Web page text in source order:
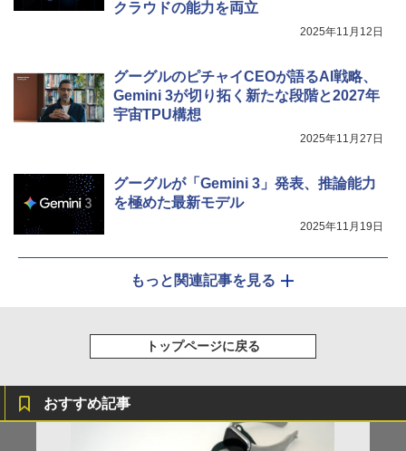
クラウドの能力を両立
2025年11月12日
グーグルのピチャイCEOが語るAI戦略、
Gemini 3が切り拓く新たな段階と2027年
宇宙TPU構想
2025年11月27日
グーグルが「Gemini 3」発表、推論能力
を極めた最新モデル
2025年11月19日
もっと関連記事を見る
トップページに戻る
おすすめ記事